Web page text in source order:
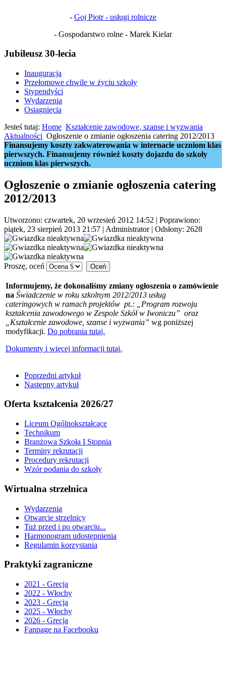
- Goj Piotr - usługi rolnicze
- Gospodarstwo rolne - Marek Kielar
Jubileusz 30-lecia
Inauguracja
Przełomowe chwile w życiu szkoły
Stypendyści
Wydarzenia
Osiągnięcia
Jesteś tutaj: Home Kształcenie zawodowe, szanse i wyzwania
Aktualności Ogłoszenie o zmianie ogłoszenia catering 2012/2013
Finansujemy koszty zakwaterowania w internacie uczniom klas
pierwszych. Finansujemy również koszty dojazdu do szkoły
uczniom klas pierwszych.
Ogłoszenie o zmianie ogłoszenia catering
2012/2013
Utworzono: czwartek, 20 wrzesień 2012 14:52 | Poprawiono:
piątek, 23 sierpień 2013 21:57 | Administrator| Odsłony: 2628
Proszę, oceń
Informujemy, że dokonaliśmy zmiany ogłoszenia o zamówienie
na Świadczenie w roku szkolnym 2012/2013 usług
cateringowych w ramach projektów pt.: „Program rozwoju
kształcenia zawodowego w Zespole Szkół w Iwoniczu” oraz
„Kształcenie zawodowe, szanse i wyzwania” wg poniższej
modyfikacji. Do pobrania tutaj.
Dokumenty i więcej informacji tutaj.
Poprzedni artykuł
Następny artykuł
Oferta kształcenia 2026/27
Liceum Ogólnokształcące
Technikum
Branżowa Szkoła I Stopnia
Terminy rekrutacji
Procedury rekrutacji
Wzór podania do szkoły
Wirtualna strzelnica
Wydarzenia
Otwarcie strzelnicy
Tuż przed i po otwarciu...
Harmonogram udostępnienia
Regulamin korzystania
Praktyki zagraniczne
2021 - Grecja
2022 - Włochy
2023 - Grecja
2025 - Włochy
2026 - Grecja
Fanpage na Facebooku